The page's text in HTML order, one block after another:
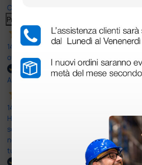
Clicca qui per leggerle tutte >
Precedente
14 Luglio 2026
ottima
Acquirente verificato
14 Luglio 2026
Ho acquistato un ecografo da Doctor
soddisfatto dell'esperienza.
nei tempi previsti e un servizio clienti
tutti i miei dubbi prima dell'acquisto.